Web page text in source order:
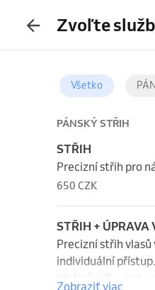
Zvoľte
Všetko
PÁNSKÝ STŘIH
STŘIH
Precizní střih pro
650 CZK
STŘIH + ÚPRAVA
Precizní střih
individuální přístup.
Ideální volba,
Zobraziť viac